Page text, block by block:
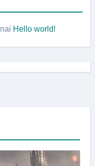
Hello world!